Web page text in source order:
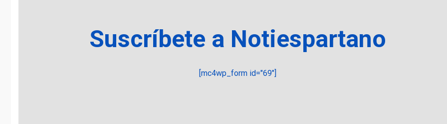
Suscríbete a Notiespartano
[mc4wp_form id="69"]